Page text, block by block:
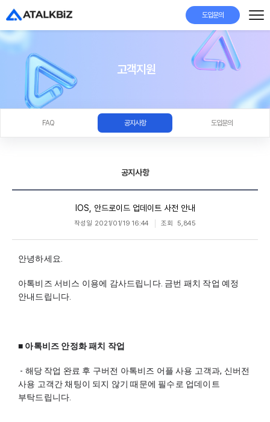
도입문의
고객지원
FAQ 공지사항 도입문의
공지사항
IOS, 안드로이드 업데이트 사전 안내
작성일 2021/01/19 16:44 조회 5,845
안녕하세요.
아톡비즈 서비스 이용에 감사드립니다. 금번 패치 작업 예정
안내드립니다.
■ 아톡비즈 안정화 패치 작업
사용 고객간 채팅이 되지 않기 때문에 필수로 업데이트
부탁드립니다.